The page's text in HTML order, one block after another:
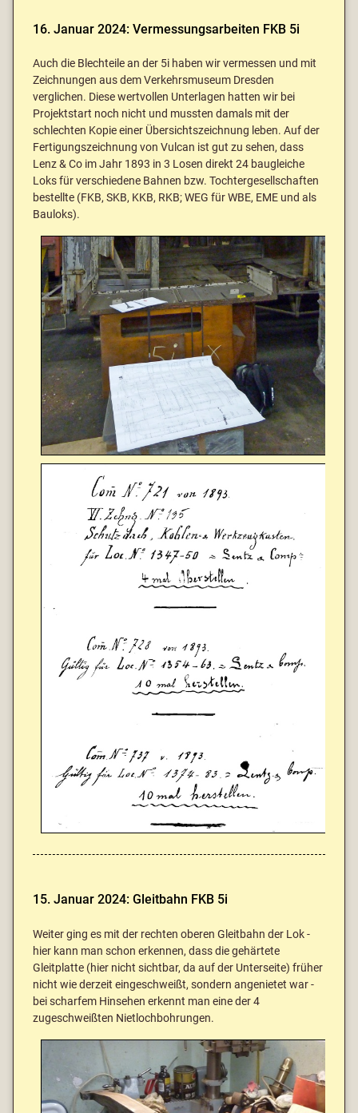
16. Januar 2024: Vermessungsarbeiten FKB 5i
Auch die Blechteile an der 5i haben wir vermessen und mit
Zeichnungen aus dem Verkehrsmuseum Dresden
verglichen. Diese wertvollen Unterlagen hatten wir bei
Projektstart noch nicht und mussten damals mit der
schlechten Kopie einer Übersichtszeichnung leben. Auf der
Fertigungszeichnung von Vulcan ist gut zu sehen, dass
Lenz & Co im Jahr 1893 in 3 Losen direkt 24 baugleiche
Loks für verschiedene Bahnen bzw. Tochtergesellschaften
bestellte (FKB, SKB, KKB, RKB; WEG für WBE, EME und als
Bauloks).
15. Januar 2024: Gleitbahn FKB 5i
Weiter ging es mit der rechten oberen Gleitbahn der Lok -
hier kann man schon erkennen, dass die gehärtete
Gleitplatte (hier nicht sichtbar, da auf der Unterseite) früher
nicht wie derzeit eingeschweißt, sondern angenietet war -
bei scharfem Hinsehen erkennt man eine der 4
zugeschweißten Nietlochbohrungen.